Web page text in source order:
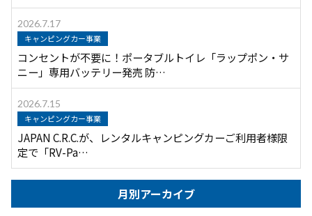
2026.7.17
キャンピングカー事業
コンセントが不要に！ポータブルトイレ「ラップポン・サ
ニー」専用バッテリー発売 防…
2026.7.15
キャンピングカー事業
JAPAN C.R.C.が、レンタルキャンピングカーご利用者様限
定で「RV-Pa…
月別アーカイブ